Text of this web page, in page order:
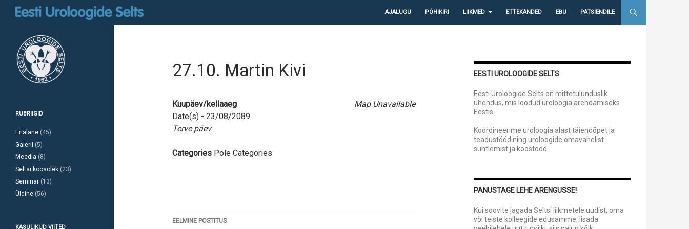
Otsi
AJALUGU
PÕHIKIRI LIIKMED ETTEKANDED EBU PATSIENDILE
27.10. Martin Kivi
Map Unavailable
Kuupäev/kellaaeg
Date(s) - 23/08/2089
Terve päev
Categories Pole Categories
Postituste
EELMINE POSTITUS
EESTI UROLOOGIDE SELTS
Eesti Uroloogide Selts on mittetulunduslik
ühendus, mis loodud uroloogia arendamiseks
Eestis.
Koordineerime uroloogia alast täiendõpet ja
teadustööd ning uroloogide omavahelist
suhtlemist ja koostööd.
PANUSTAGE LEHE ARENGUSSE!
Kui soovite jagada Seltsi liikmetele uudist, oma
või teiste kolleegide edusamme, lisada
RUBRIIGID
Erialane (45)
Galerii (5)
Meedia (8)
Seltsi koosolek (23)
Seminar (13)
Üldine (56)
KASULIKUD VIITED